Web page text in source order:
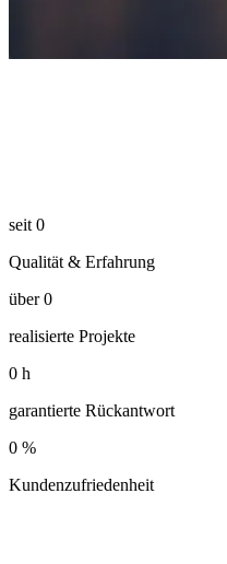
seit 0
Qualität & Erfahrung
über 0
realisierte Projekte
0 h
garantierte Rückantwort
0 %
Kundenzufriedenheit